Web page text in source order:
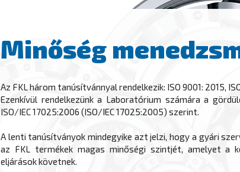
Minőség
Az FKL három tanúsítvánnyal rendelkezik: ISO 9001: 2015,
Ezenkívül rendelkezünk a Laboratórium számára a
ISO/IEC 17025:2006 (ISO/IEC 17025:2005) szerint.
A lenti tanúsítványok mindegyike azt jelzi, hogy a gyári
az FKL termékek magas minőségi szintjét, amelyet a
eljárások követnek.